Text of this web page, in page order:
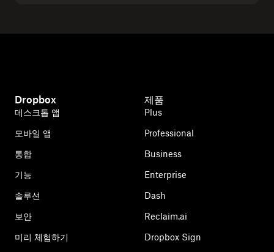
Dropbox
데스크톱 앱
모바일 앱
통합
기능
솔루션
보안
미리 체험하기
제품
Plus
Professional
Business
Enterprise
Dash
Reclaim.ai
Dropbox Sign